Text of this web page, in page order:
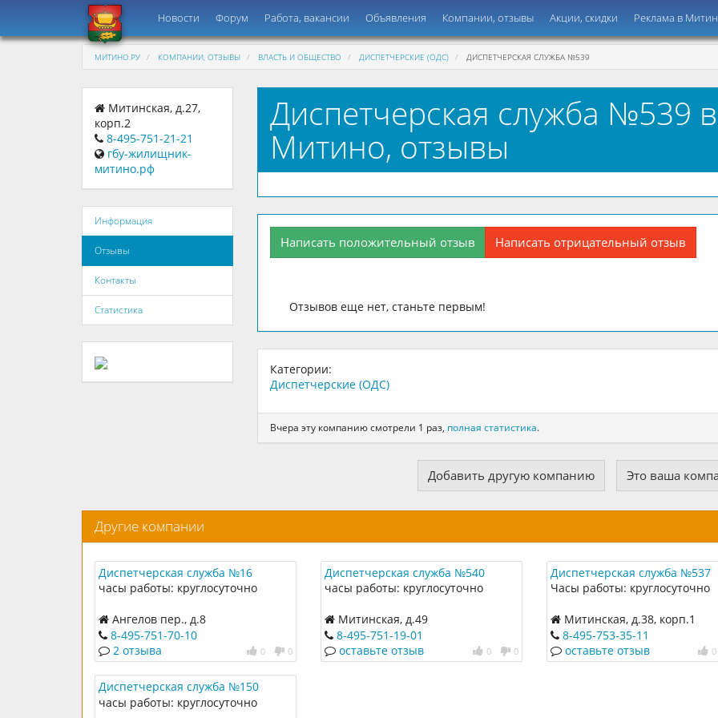
Новости Форум Работа, вакансии Объявления Компании, отзывы Акции, скидки Реклама в
МИТИНО.РУ КОМПАНИИ, ОТЗЫВЫ ВЛАСТЬ И ОБЩЕСТВО ДИСПЕТЧЕРСКИЕ (ОДС) ДИСПЕТЧЕРСКАЯ СЛУЖБА №539
Митинская, д.27,
корп.2
8-495-751-21-21
гбу-жилищник-
митино.рф
Информация
Отзывы
Контакты
Статистика
Диспетчерская служба №539 в
Митино, отзывы
Написать положительный отзыв Написать отрицательный отзыв
Отзывов еще нет, станьте первым!
Категории:
Диспетчерские (ОДС)
Вчера эту компанию смотрели 1 раз, полная статистика.
Добавить другую компанию Это ваша
Другие компании
Диспетчерская служба №16
часы работы: круглосуточно
Ангелов пер., д.8
8-495-751-70-10
0 0
2 отзыва
Диспетчерская служба №540
часы работы: круглосуточно
Митинская, д.49
8-495-751-19-01
0 0
оставьте отзыв
Диспетчерская служба №537
Часы работы: круглосуточно
Митинская, д.38, корп.1
8-495-753-35-11
0
оставьте отзыв
Диспетчерская служба №150
часы работы: круглосуточно